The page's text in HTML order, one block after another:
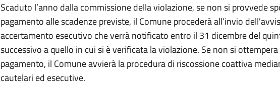
Scaduto l’anno dalla commissione della violazione, se non si provvede
pagamento alle scadenze previste, il Comune procederà all’invio
accertamento esecutivo che verrà notificato entro il 31 dicembre del
successivo a quello in cui si è verificata la violazione. Se non si
pagamento, il Comune avvierà la procedura di riscossione coattiva
cautelari ed esecutive.